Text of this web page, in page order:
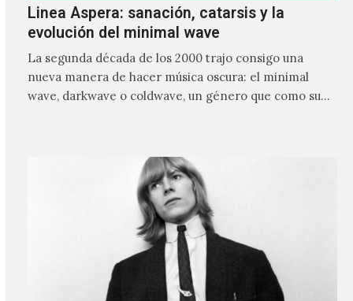
Linea Aspera: sanación, catarsis y la
evolución del minimal wave
La segunda década de los 2000 trajo consigo una
nueva manera de hacer música oscura: el minimal
wave, darkwave o coldwave, un género que como su